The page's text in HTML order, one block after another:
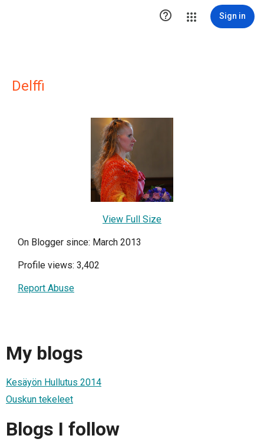
 Sign in
Delffi
View Full Size
On Blogger since: March 2013
Profile views: 3,402
Report Abuse
My blogs
Kesäyön Hullutus 2014
Ouskun tekeleet
Blogs I follow